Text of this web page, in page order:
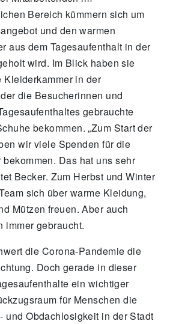
Bereich kümmern sich um
und den warmen
aus dem Tagesaufenthalt in der
wird. Im Blick haben sie
in der
die Besucherinnen und
gebrauchte
bekommen. „Zum Start der
wir viele Spenden für die
Das hat uns sehr
Becker. Zum Herbst und Winter
sich über warme Kleidung,
Mützen freuen. Aber auch
immer gebraucht.
die Corona-Pandemie die
Doch gerade in dieser
ein wichtiger
für Menschen die
und Obdachlosigkeit in der Stadt